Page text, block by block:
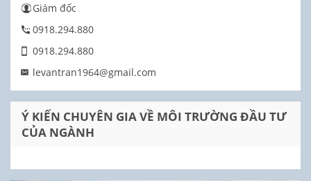
Giám đốc
0918.294.880
0918.294.880
levantran1964@gmail.com
Ý KIẾN CHUYÊN GIA VỀ MÔI TRƯỜNG ĐẦU TƯ
CỦA NGÀNH